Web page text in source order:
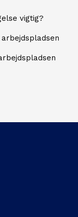
vigtig?